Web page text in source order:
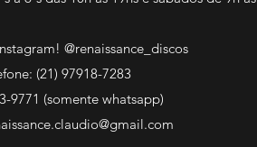
@renaissance_discos
(21) 97918-7283
9771 (somente whatsapp)